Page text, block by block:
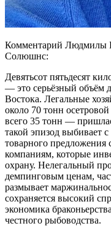
Комментарий Людмилы
Солюшнс:
Девятьсот пятьдесят
— это серьёзный объём
Востока. Легальные
около 70 тонн
всего 35 тонн —
такой эпизод выбивает
товарного
компаниям, которые
охрану. Нелегальный
демпинговым ценам,
размывает
сохраняется высокий
экономика
честного рыбоводства.